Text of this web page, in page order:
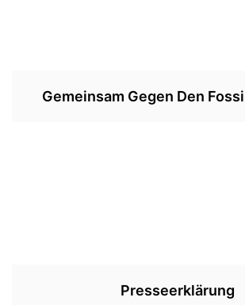
Gemeinsam Gegen Den
Presseerklärung